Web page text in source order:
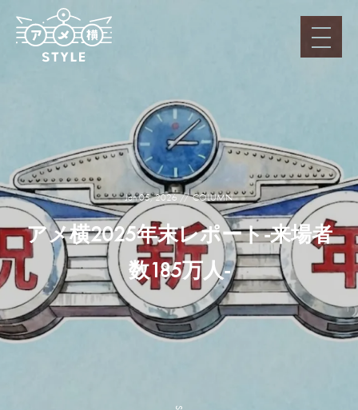
Jan 05, 2026 COLUMN
アメ横2025年末レポート-来場者
数185万人-